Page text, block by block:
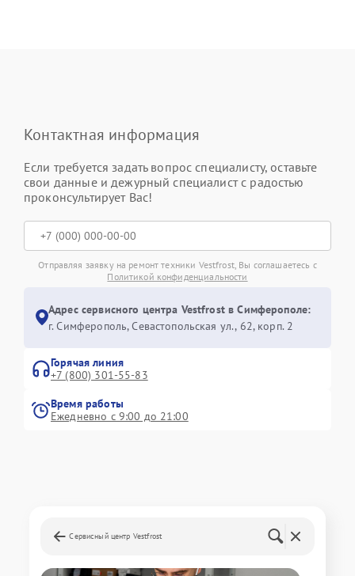
Контактная информация
Если требуется задать вопрос специалисту, оставьте
свои данные и дежурный специалист с радостью
проконсультирует Вас!
Отправляя заявку на ремонт техники Vestfrost, Вы соглашаетесь с
Политикой конфиденциальности
Адрес сервисного центра Vestfrost в Симферополе:
г. Симферополь, Севастопольская ул., 62, корп. 2
Горячая линия
+7 (800) 301-55-83
Время работы
Ежедневно с 9:00 до 21:00
Сервисный центр Vestfrost